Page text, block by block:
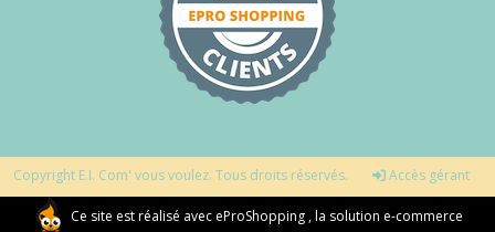
Copyright E.I. Com' vous voulez. Tous droits réservés. Accès gérant
Ce site est réalisé avec eProShopping, la solution e-commerce